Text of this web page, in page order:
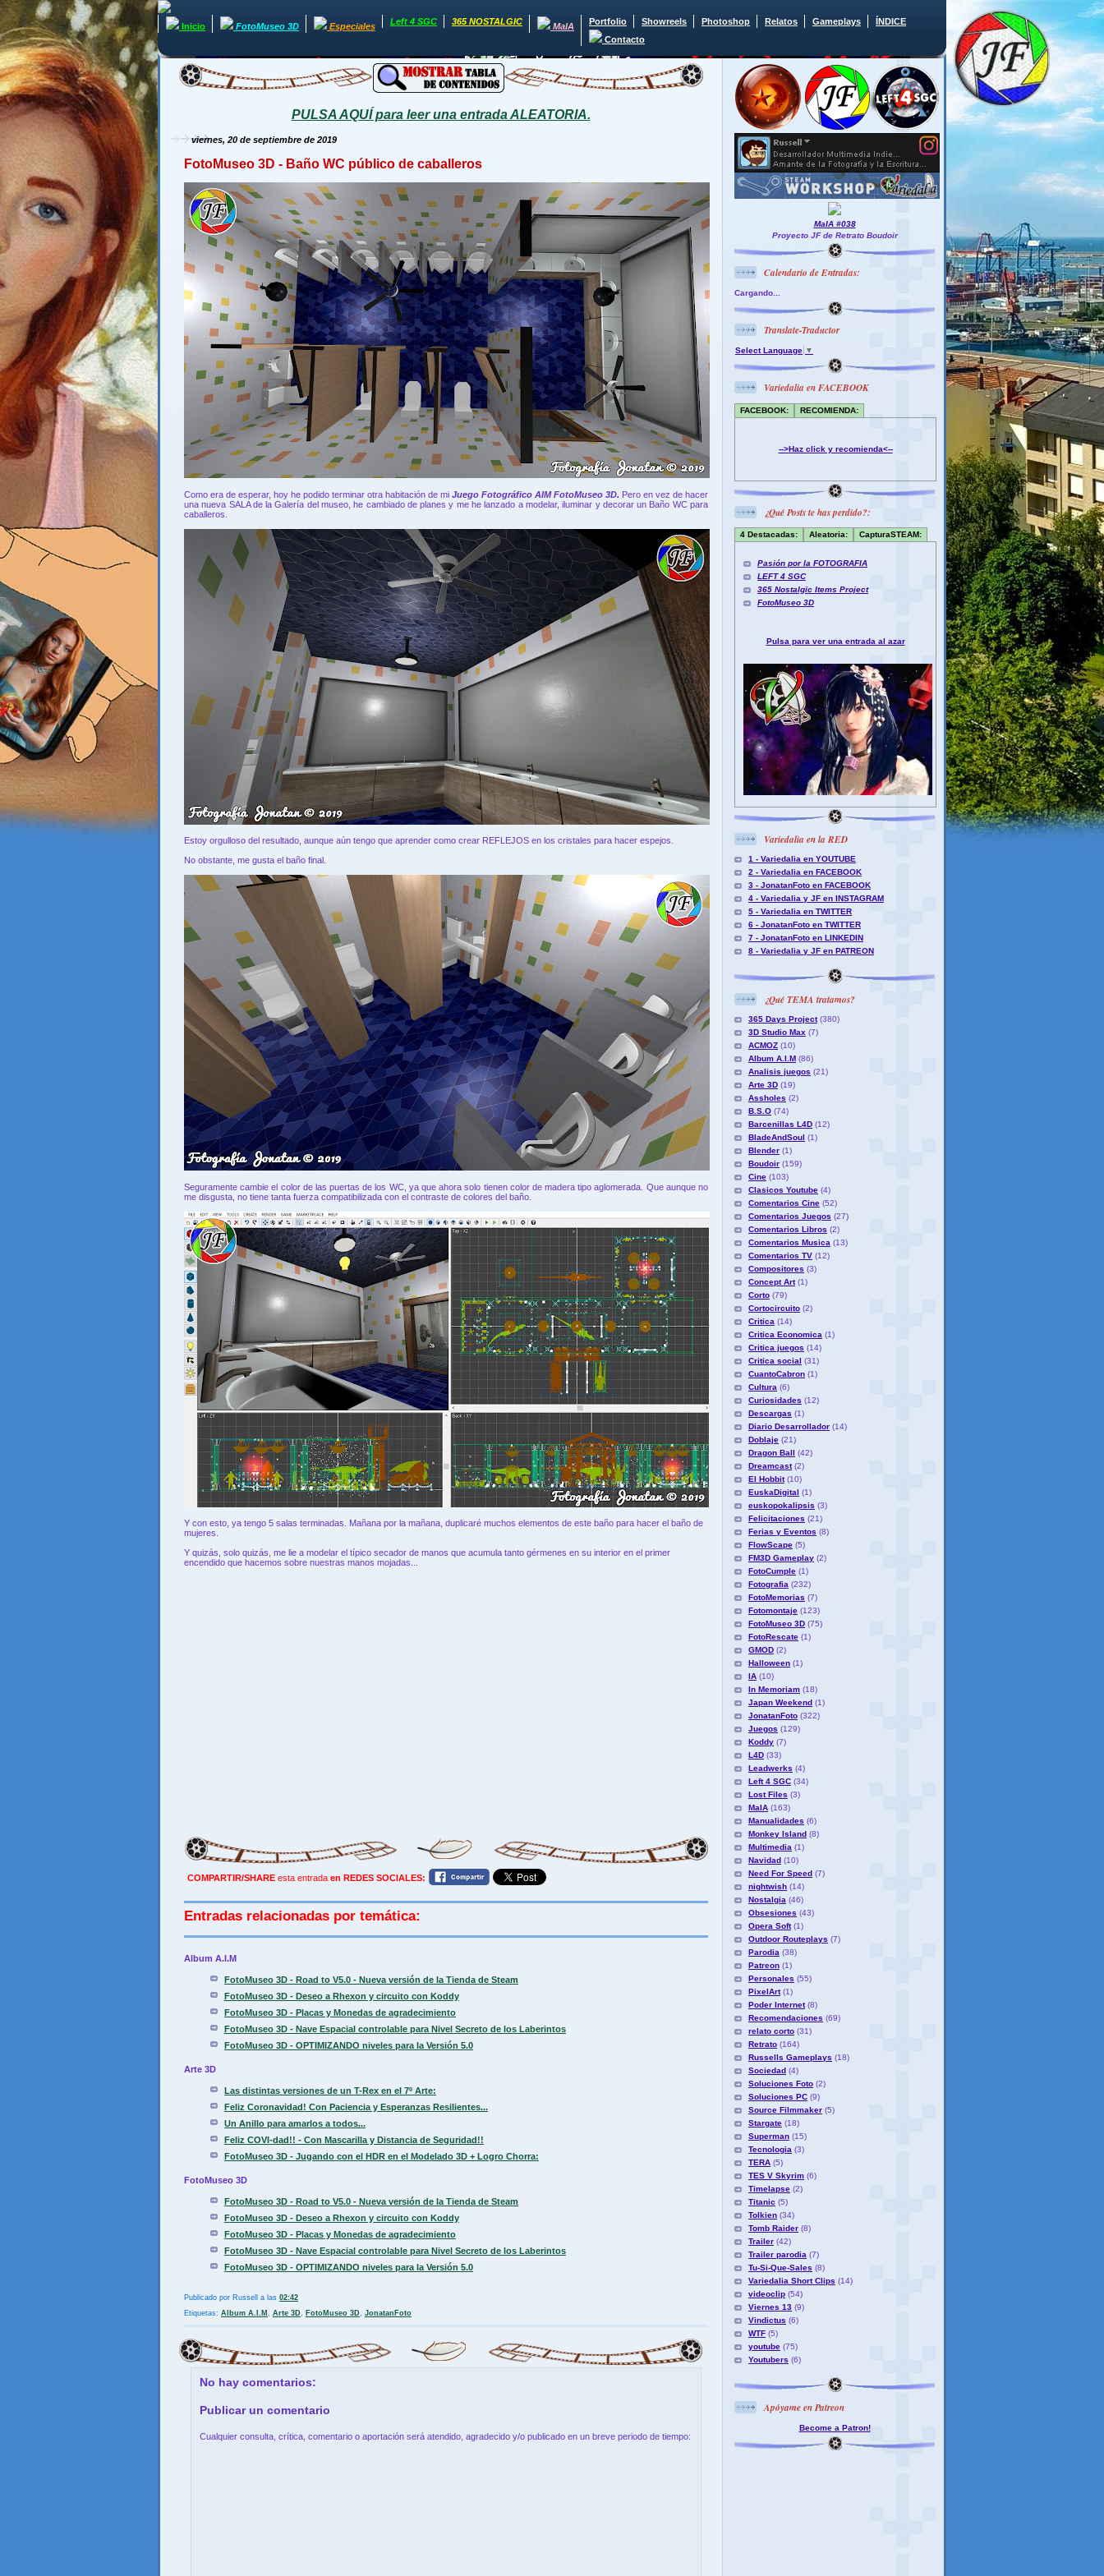
Inicio FotoMuseo 3D Especiales Left 4 SGC 365 NOSTALGIC MaIA Portfolio Showreels Photoshop Relatos Gameplays
ÍNDICE
Contacto
PULSA AQUÍ para leer una entrada ALEATORIA.
viernes, 20 de septiembre de 2019
FotoMuseo 3D - Baño WC público de caballeros
Como era de esperar, hoy he podido terminar otra habitación de mi Juego Fotográfico AIM FotoMuseo 3D. Pero en vez de hacer
una nueva SALA de la Galería del museo, he cambiado de planes y me he lanzado a modelar, iluminar y decorar un Baño WC para
caballeros.
Estoy orgulloso del resultado, aunque aún tengo que aprender como crear REFLEJOS en los cristales para hacer espejos.
No obstante, me gusta el baño final.
Seguramente cambie el color de las puertas de los WC, ya que ahora solo tienen color de madera tipo aglomerada. Que aunque no
me disgusta, no tiene tanta fuerza compatibilizada con el contraste de colores del baño.
Y con esto, ya tengo 5 salas terminadas. Mañana por la mañana, duplicaré muchos elementos de este baño para hacer el baño de
mujeres.
Y quizás, solo quizás, me lie a modelar el típico secador de manos que acumula tanto gérmenes en su interior en el primer
encendido que hacemos sobre nuestras manos mojadas...
COMPARTIR/SHARE esta entrada en REDES SOCIALES:
Entradas relacionadas por temática:
Album A.I.M
FotoMuseo 3D - Road to V5.0 - Nueva versión de la Tienda de Steam
FotoMuseo 3D - Deseo a Rhexon y circuito con Koddy
FotoMuseo 3D - Placas y Monedas de agradecimiento
FotoMuseo 3D - Nave Espacial controlable para Nivel Secreto de los Laberintos
FotoMuseo 3D - OPTIMIZANDO niveles para la Versión 5.0
Arte 3D
Las distintas versiones de un T-Rex en el 7º Arte:
Feliz Coronavidad! Con Paciencia y Esperanzas Resilientes...
Un Anillo para amarlos a todos...
Feliz COVI-dad!! - Con Mascarilla y Distancia de Seguridad!!
FotoMuseo 3D - Jugando con el HDR en el Modelado 3D + Logro Chorra:
FotoMuseo 3D
FotoMuseo 3D - Road to V5.0 - Nueva versión de la Tienda de Steam
FotoMuseo 3D - Deseo a Rhexon y circuito con Koddy
FotoMuseo 3D - Placas y Monedas de agradecimiento
FotoMuseo 3D - Nave Espacial controlable para Nivel Secreto de los Laberintos
FotoMuseo 3D - OPTIMIZANDO niveles para la Versión 5.0
Publicado por Russell a las 02:42
Etiquetas: Album A.I.M , Arte 3D, FotoMuseo 3D, JonatanFoto
No hay comentarios:
Publicar un comentario
Cualquier consulta, crítica, comentario o aportación será atendido, agradecido y/o publicado en un breve periodo de tiempo:
MaIA #038
Proyecto JF de Retrato Boudoir
Calendario de Entradas:
Cargando...
Translate-Traductor
Select Language ▼
Variedalia en FACEBOOK
FACEBOOK: RECOMIENDA:
-->Haz click y recomienda<--
¿Qué Posts te has perdido?:
4 Destacadas: Aleatoria: CapturaSTEAM:
Pasión por la FOTOGRAFIA
LEFT 4 SGC
365 Nostalgic Items Project
FotoMuseo 3D
Pulsa para ver una entrada al azar
Variedalia en la RED
1 - Variedalia en YOUTUBE
2 - Variedalia en FACEBOOK
3 - JonatanFoto en FACEBOOK
4 - Variedalia y JF en INSTAGRAM
5 - Variedalia en TWITTER
6 - JonatanFoto en TWITTER
7 - JonatanFoto en LINKEDIN
8 - Variedalia y JF en PATREON
¿Qué TEMA tratamos?
365 Days Project (380)
3D Studio Max (7)
ACMOZ (10)
Album A.I.M (86)
Analisis juegos (21)
Arte 3D (19)
Assholes (2)
B.S.O (74)
Barcenillas L4D (12)
BladeAndSoul (1)
Blender (1)
Boudoir (159)
Cine (103)
Clasicos Youtube (4)
Comentarios Cine (52)
Comentarios Juegos (27)
Comentarios Libros (2)
Comentarios Musica (13)
Comentarios TV (12)
Compositores (3)
Concept Art (1)
Corto (79)
Cortocircuito (2)
Critica (14)
Critica Economica (1)
Critica juegos (14)
Critica social (31)
CuantoCabron (1)
Cultura (6)
Curiosidades (12)
Descargas (1)
Diario Desarrollador (14)
Doblaje (21)
Dragon Ball (42)
Dreamcast (2)
El Hobbit (10)
EuskaDigital (1)
euskopokalipsis (3)
Felicitaciones (21)
Ferias y Eventos (8)
FlowScape (5)
FM3D Gameplay (2)
FotoCumple (1)
Fotografia (232)
FotoMemorias (7)
Fotomontaje (123)
FotoMuseo 3D (75)
FotoRescate (1)
GMOD (2)
Halloween (1)
IA (10)
In Memoriam (18)
Japan Weekend (1)
JonatanFoto (322)
Juegos (129)
Koddy (7)
L4D (33)
Leadwerks (4)
Left 4 SGC (34)
Lost Files (3)
MaIA (163)
Manualidades (6)
Monkey Island (8)
Multimedia (1)
Navidad (10)
Need For Speed (7)
nightwish (14)
Nostalgia (46)
Obsesiones (43)
Opera Soft (1)
Outdoor Routeplays (7)
Parodia (38)
Patreon (1)
Personales (55)
PixelArt (1)
Poder Internet (8)
Recomendaciones (69)
relato corto (31)
Retrato (164)
Russells Gameplays (18)
Sociedad (4)
Soluciones Foto (2)
Soluciones PC (9)
Source Filmmaker (5)
Stargate (18)
Superman (15)
Tecnologia (3)
TERA (5)
TES V Skyrim (6)
Timelapse (2)
Titanic (5)
Tolkien (34)
Tomb Raider (8)
Trailer (42)
Trailer parodia (7)
Tu-Si-Que-Sales (8)
Variedalia Short Clips (14)
videoclip (54)
Viernes 13 (9)
Vindictus (6)
WTF (5)
youtube (75)
Youtubers (6)
Apóyame en Patreon
Become a Patron!